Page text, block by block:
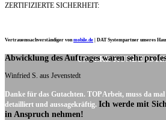
ZERTIFIZIERTE SICHERHEIT:
Vertrauenssachverständiger vonmobile.de DAT Systempartner unseres
UNSERE
Abwicklung des Auftrages waren sehr
Winfried S. aus Jevenstedt
Danke für das Gutachten. TOP Arbeit, muss da
detailliert und aussagekräftig. Ich werde mit
in Anspruch nehmen!